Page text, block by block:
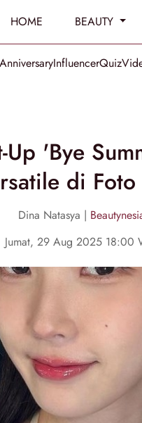
HOME BEAUTY
InfluencerQuiz
Up 'Bye
di
Dina Natasya |
Jumat, 29 Aug 2025 18:00